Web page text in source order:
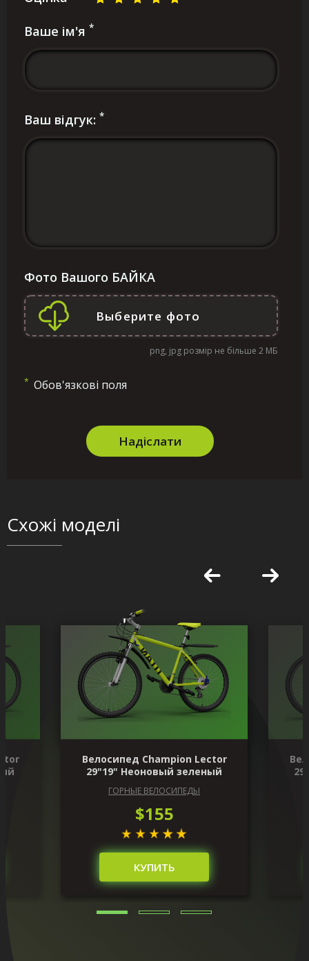
Ваше ім'я *
Ваш відгук: *
Фото Вашого БАЙКА
png, jpg розмір не більше 2 МБ
* Обов'язкові поля
Надіслати
Схожі моделі
Велосипед Champion Lector
29"19" Неоновый зеленый
ГОРНЫЕ ВЕЛОСИПЕДЫ
$155
КУПИТЬ